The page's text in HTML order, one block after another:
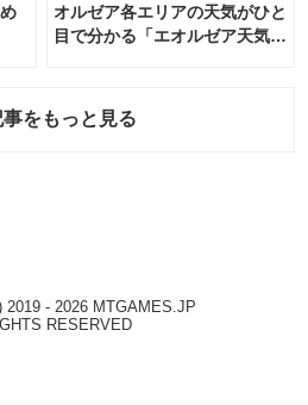
オルゼア各エリアの天気がひと
目で分かる「エオルゼア天気予
をもっと見る
2019 - 2026 MTGAMES.JP
RESERVED